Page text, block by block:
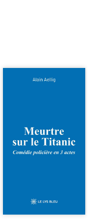
Et si le naufrage
en 1912, un
meurtre est
commis. Le drame
disparaît avec le
tard, la